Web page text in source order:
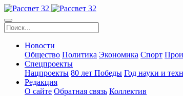
Новости
Общество Политика Экономика Спорт
Спецпроекты
Нацпроекты 80 лет Победы Год науки и
Редакция
О сайте Обратная связь Коллектив